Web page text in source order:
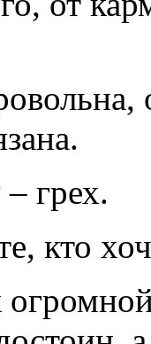
грех.
кто